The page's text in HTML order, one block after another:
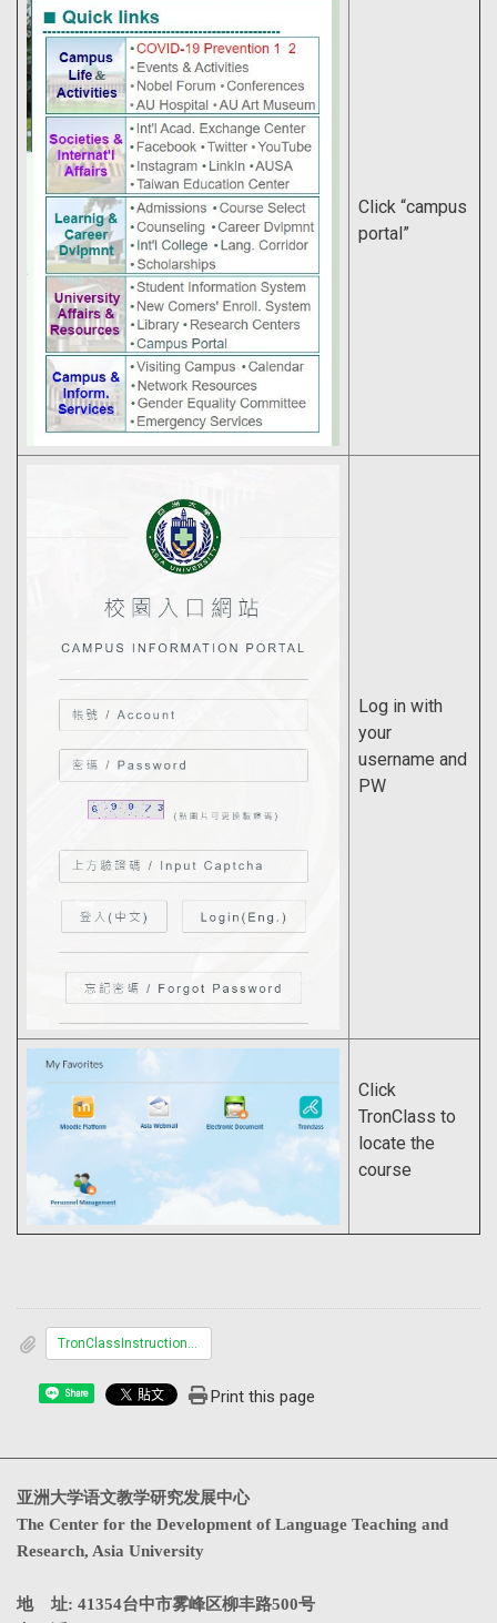
Click “campus
portal”
Log in with
your
username and
PW
Click
TronClass to
locate the
course
TronClassInstructions_Student_.pdf 7.38MByte
Share Print this page
亚洲大学语文教学研究发展中心
The Center for the Development of Language Teaching and
Research, Asia University
地 址: 41354台中市雾峰区柳丰路500号